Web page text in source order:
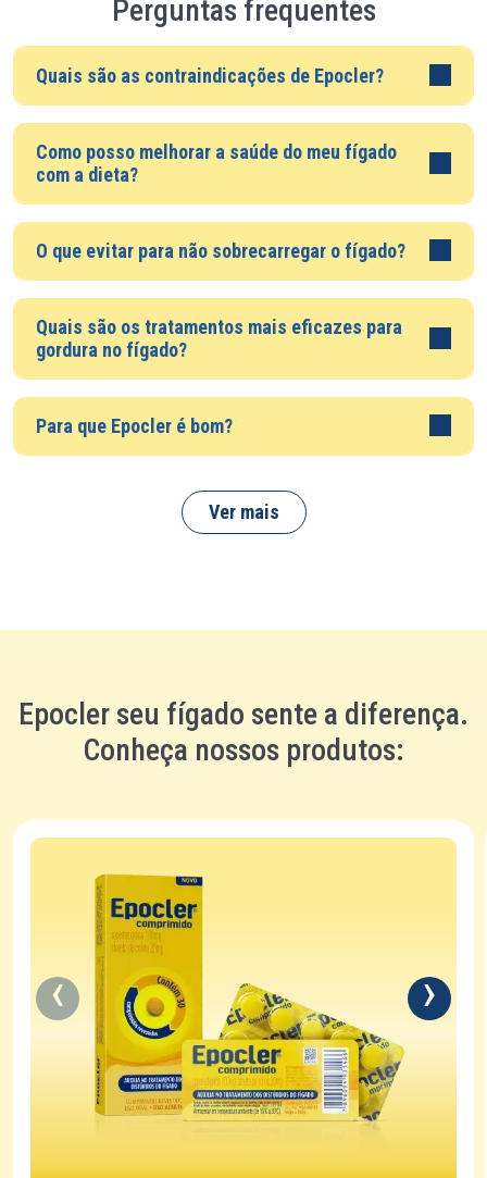
Perguntas frequentes
Quais são as contraindicações de Epocler?
Como posso melhorar a saúde do meu fígado
com a dieta?
O que evitar para não sobrecarregar o fígado?
Quais são os tratamentos mais eficazes para
gordura no fígado?
Para que Epocler é bom?
Ver mais
Epocler seu fígado sente a diferença.
Conheça nossos produtos: